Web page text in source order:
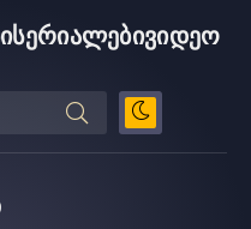
სერიალებივიდეო